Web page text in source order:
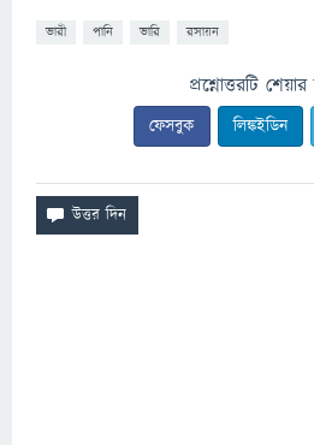
ভারী পানি ভারি রসায়ন
প্রশ্নোত্তরটি
ফেসবুক লিঙ্কইডিন